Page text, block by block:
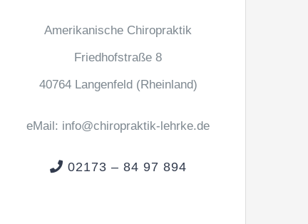
Amerikanische Chiropraktik
Friedhofstraße 8
40764 Langenfeld (Rheinland)
eMail: info@chiropraktik-lehrke.de
02173 – 84 97 894